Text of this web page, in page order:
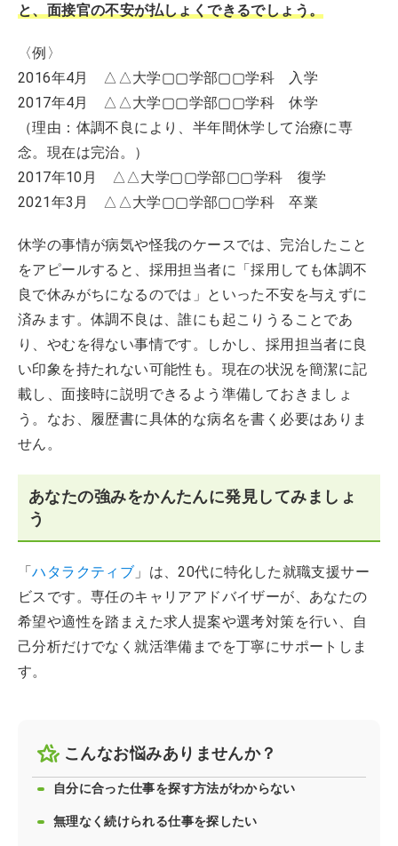
と、面接官の不安が払しょくできるでしょう。
〈例〉
2016年4月 △△大学▢▢学部▢▢学科 入学
2017年4月 △△大学▢▢学部▢▢学科 休学
（理由：体調不良により、半年間休学して治療に専
念。現在は完治。）
2017年10月 △△大学▢▢学部▢▢学科 復学
2021年3月 △△大学▢▢学部▢▢学科 卒業
休学の事情が病気や怪我のケースでは、完治したこと
をアピールすると、採用担当者に「採用しても体調不
良で休みがちになるのでは」といった不安を与えずに
済みます。体調不良は、誰にも起こりうることであ
り、やむを得ない事情です。しかし、採用担当者に良
い印象を持たれない可能性も。現在の状況を簡潔に記
載し、面接時に説明できるよう準備しておきましょ
う。なお、履歴書に具体的な病名を書く必要はありま
せん。
あなたの強みをかんたんに発見してみましょ
う
「ハタラクティブ 」は、20代に特化した就職支援サー
ビスです。専任のキャリアアドバイザーが、あなたの
希望や適性を踏まえた求人提案や選考対策を行い、自
己分析だけでなく就活準備までを丁寧にサポートしま
す。
こんなお悩みありませんか？
自分に合った仕事を探す方法がわからない
無理なく続けられる仕事を探したい